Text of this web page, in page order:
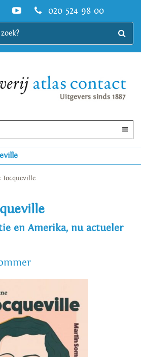
020 524 98 00
Tocqueville
en Amerika, nu actueler